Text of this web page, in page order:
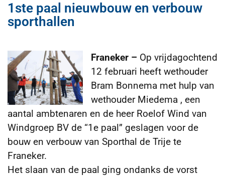
1ste paal nieuwbouw en verbouw
sporthallen
Franeker – Op vrijdagochtend
12 februari heeft wethouder
Bram Bonnema met hulp van
wethouder Miedema , een
aantal ambtenaren en de heer Roelof Wind van
Windgroep BV de “1e paal” geslagen voor de
bouw en verbouw van Sporthal de Trije te
Franeker.
Het slaan van de paal ging ondanks de vorst